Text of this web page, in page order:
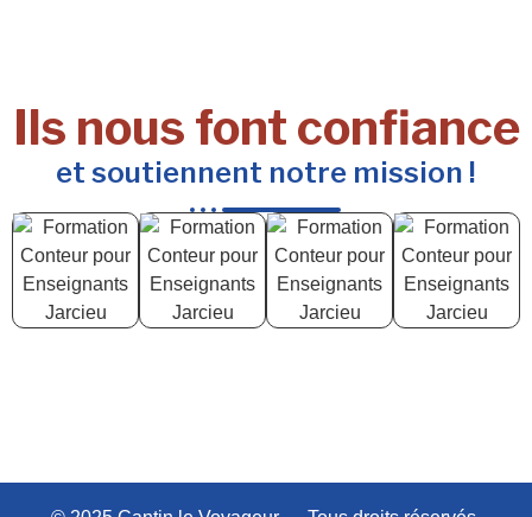
Ils nous font confiance
et soutiennent notre mission !